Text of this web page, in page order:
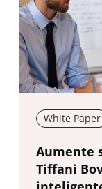
White Paper
New
Aumente
Tiffani